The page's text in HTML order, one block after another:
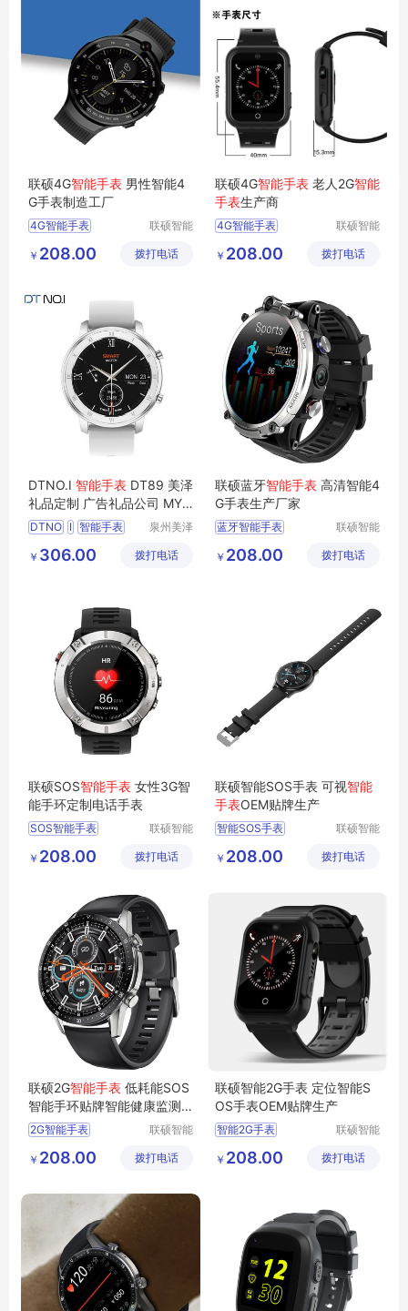
联硕4G智能手表 男性智能4
G手表制造工厂
4G智能手表
智能SOS手表
联硕智能
有限公司
￥ 208.00 拨打电话
联硕4G智能手表 老人2G智能
手表生产商
4G智能手表
智能3G手表
联硕智能
有限公司
￥ 208.00 拨打电话
DTNO.I 智能手表 DT89 美泽
礼品定制 广告礼品公司 MY-
XKY-L5-13
DTNO I 智能手表
XKY L5 13
泉州美泽
公司
￥ 306.00 拨打电话
联硕蓝牙智能手表 高清智能4
G手表生产厂家
蓝牙智能手表
智能女性手表
联硕智能
有限公司
￥ 208.00 拨打电话
联硕SOS智能手表 女性3G智
能手环定制电话手表
SOS智能手表
4G智能手表
运动手环
联硕智能
有限公司
￥ 208.00 拨打电话
联硕智能SOS手表 可视智能
手表OEM贴牌生产
智能SOS手表
SOS手环
联硕智能
有限公司
￥ 208.00 拨打电话
联硕2G智能手表 低耗能SOS
智能手环贴牌智能健康监测
手表电话手表
2G智能手表
3G智能手表
智能女性手表
联硕智能
有限公司
￥ 208.00 拨打电话
联硕智能2G手表 定位智能S
OS手表OEM贴牌生产
智能2G手表
SOS智能手表
联硕智能
有限公司
￥ 208.00 拨打电话